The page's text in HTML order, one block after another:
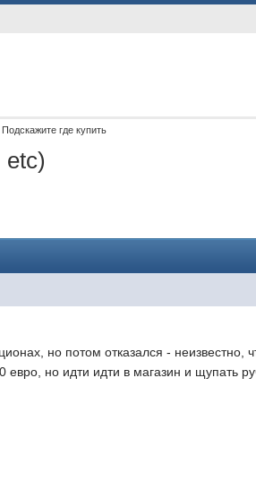
Подскажите где купить
etc)
но потом отказался -
евро, но идти идти в магазин и щупать